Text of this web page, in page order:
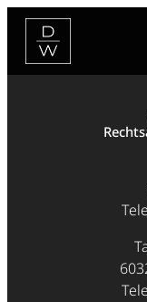
Zum
Inhalt
springen